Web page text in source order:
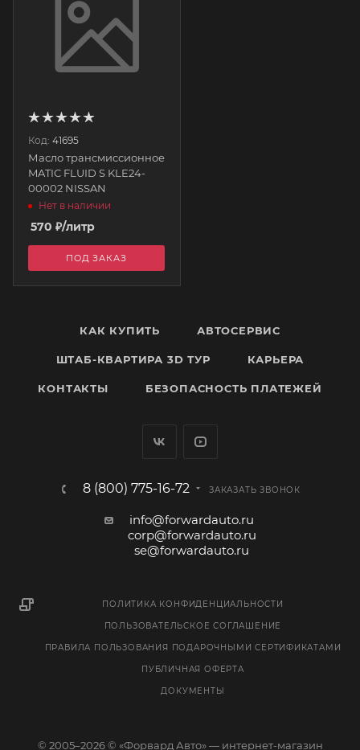
Код: 41695
Масло трансмиссионное
MATIC FLUID S KLE24-
00002 NISSAN
Нет в наличии
570 ₽/литр
ПОД ЗАКАЗ
КАК КУПИТЬ АВТОСЕРВИС
ШТАБ-КВАРТИРА 3D ТУР КАРЬЕРА
КОНТАКТЫ БЕЗОПАСНОСТЬ ПЛАТЕЖЕЙ
8 (800) 775-16-72 ЗАКАЗАТЬ ЗВОНОК
info@forwardauto.ru
corp@forwardauto.ru
se@forwardauto.ru
ПОЛИТИКА КОНФИДЕНЦИАЛЬНОСТИ
ПОЛЬЗОВАТЕЛЬСКОЕ СОГЛАШЕНИЕ
ПРАВИЛА ПОЛЬЗОВАНИЯ ПОДАРОЧНЫМИ СЕРТИФИКАТАМИ
ПУБЛИЧНАЯ ОФЕРТА
ДОКУМЕНТЫ
© 2005–2026 © «Форвард Авто» — интернет-магазин